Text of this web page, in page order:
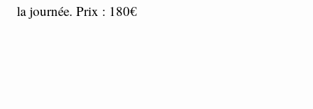
la journée. Prix : 180€